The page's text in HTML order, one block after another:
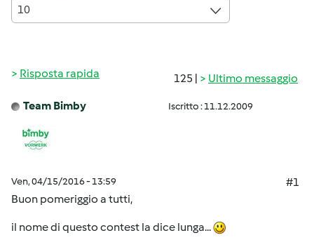
10
125 | Ultimo messaggio
Risposta rapida
Team Bimby Iscritto : 11.12.2009
Ven, 04/15/2016 - 13:59
#1
Buon pomeriggio a tutti,
il nome di questo contest la dice lunga...